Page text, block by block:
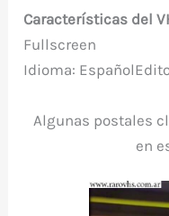
Características del
Fullscreen
Idioma:
Algunas postales
en